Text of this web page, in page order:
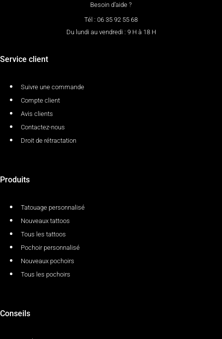
Besoin d’aide ?
Tél : 06 35 92 55 68
Du lundi au vendredi : 9 H à 18 H
Service client
Suivre une commande
Compte client
Avis clients
Contactez-nous
Droit de rétractation
Produits
Tatouage personnalisé
Nouveaux tattoos
Tous les tattoos
Pochoir personnalisé
Nouveaux pochoirs
Tous les pochoirs
Conseils